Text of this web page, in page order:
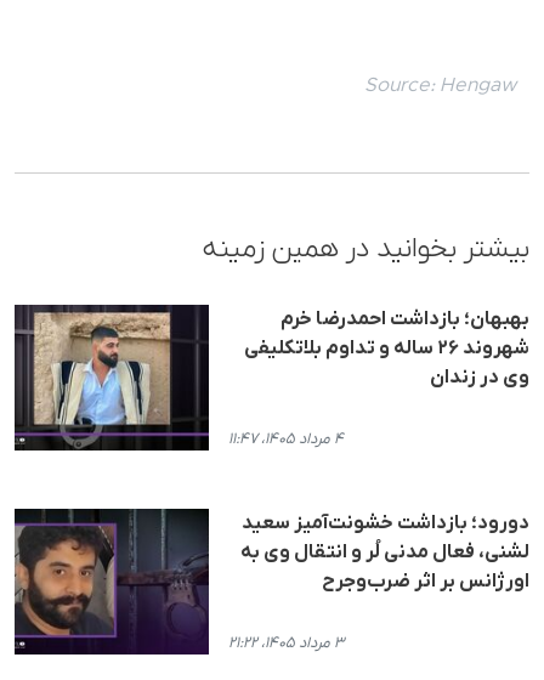
Source: Hengaw
بیشتر بخوانید در همین زمینه
بهبهان؛ بازداشت احمدرضا خرم
شهروند ۲۶ ساله و تداوم بلاتکلیفی
وی در زندان
۴ مرداد ۱۴۰۵، ۱۱:۴۷
دورود؛ بازداشت خشونت‌آمیز سعید
لشنی، فعال مدنی لُر و انتقال وی به
اورژانس بر اثر ضرب‌وجرح
۳ مرداد ۱۴۰۵، ۲۱:۲۲